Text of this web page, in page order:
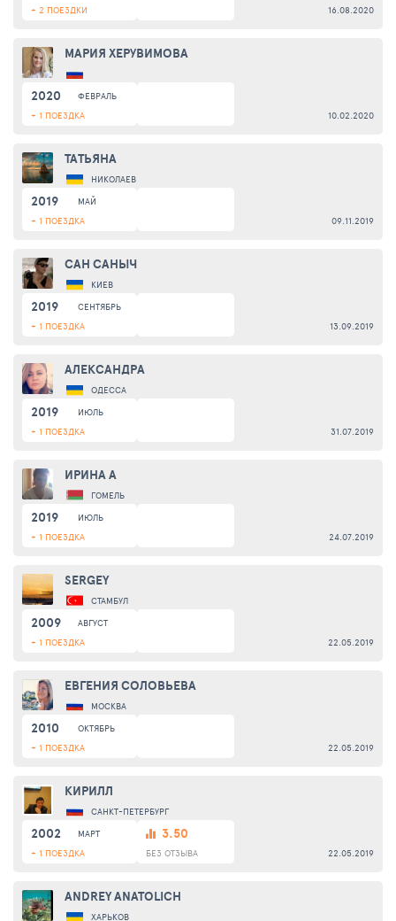
+ 2 ПОЕЗДКИ
16.08.2020
МАРИЯ ХЕРУВИМОВА
2020
ФЕВРАЛЬ
+ 1 ПОЕЗДКА
10.02.2020
ТАТЬЯНА
НИКОЛАЕВ
2019
МАЙ
+ 1 ПОЕЗДКА
09.11.2019
САН САНЫЧ
КИЕВ
2019
СЕНТЯБРЬ
+ 1 ПОЕЗДКА
13.09.2019
АЛЕКСАНДРА
ОДЕССА
2019
ИЮЛЬ
+ 1 ПОЕЗДКА
31.07.2019
ИРИНА А
ГОМЕЛЬ
2019
ИЮЛЬ
+ 1 ПОЕЗДКА
24.07.2019
SERGEY
СТАМБУЛ
2009
АВГУСТ
+ 1 ПОЕЗДКА
22.05.2019
ЕВГЕНИЯ СОЛОВЬЕВА
МОСКВА
2010
ОКТЯБРЬ
+ 1 ПОЕЗДКА
22.05.2019
КИРИЛЛ
САНКТ-ПЕТЕРБУРГ
2002
МАРТ
+ 1 ПОЕЗДКА
3.50
БЕЗ ОТЗЫВА 22.05.2019
ANDREY ANATOLICH
ХАРЬКОВ